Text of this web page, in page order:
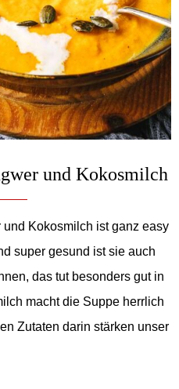
und Kokosmilch
Kokosmilch ist ganz easy
super gesund ist sie auch
das tut besonders gut in
macht die Suppe herrlich
Zutaten darin stärken unser